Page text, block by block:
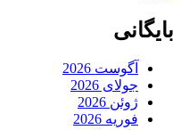
بایگانی
آگوست 2026
جولای 2026
ژوئن 2026
فوریه 2026